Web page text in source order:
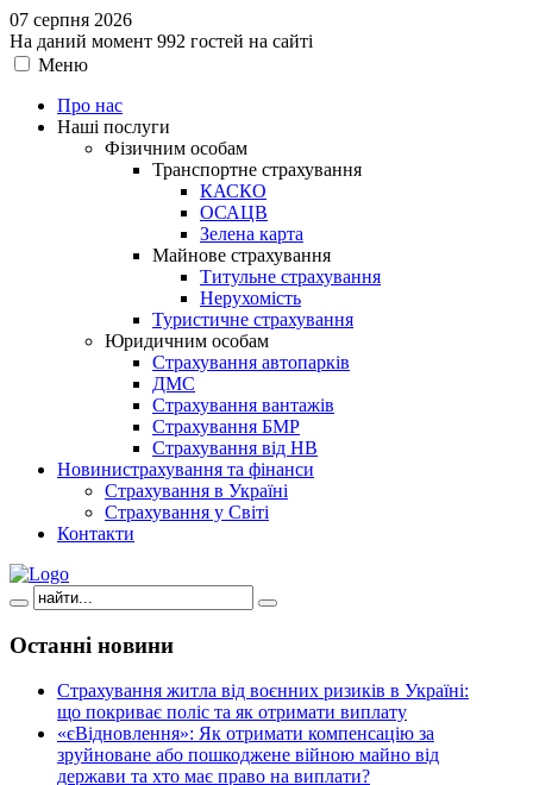
07 серпня 2026
На даний момент 992 гостей на сайті
Меню
Про нас
Наші послуги
Фізичним особам
Транспортне страхування
КАСКО
ОСАЦВ
Зелена карта
Майнове страхування
Титульне страхування
Нерухомість
Туристичне страхування
Юридичним особам
Страхування автопарків
ДМС
Страхування вантажів
Страхування БМР
Страхування від НВ
Новинистрахування та фінанси
Страхування в Україні
Страхування у Світі
Контакти
Останні новини
Страхування житла від воєнних ризиків в Україні:
що покриває поліс та як отримати виплату
«єВідновлення»: Як отримати компенсацію за
зруйноване або пошкоджене війною майно від
держави та хто має право на виплати?